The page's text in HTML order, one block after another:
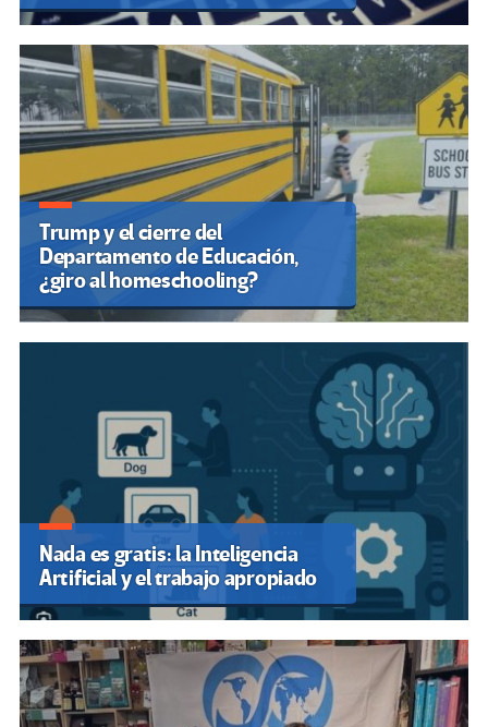
Trump y el cierre del
Departamento de Educación,
¿giro al homeschooling?
Nada es gratis: la Inteligencia
Artificial y el trabajo apropiado